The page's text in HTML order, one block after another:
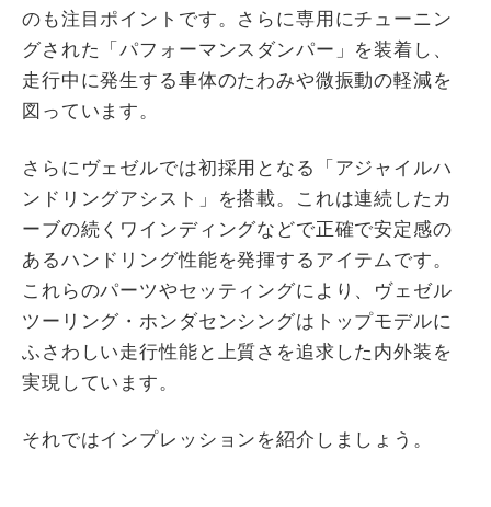
のも注目ポイントです。さらに専用にチューニン
グされた「パフォーマンスダンパー」を装着し、
走行中に発生する車体のたわみや微振動の軽減を
図っています。
さらにヴェゼルでは初採用となる「アジャイルハ
ンドリングアシスト」を搭載。これは連続したカ
ーブの続くワインディングなどで正確で安定感の
あるハンドリング性能を発揮するアイテムです。
これらのパーツやセッティングにより、ヴェゼル
ツーリング・ホンダセンシングはトップモデルに
ふさわしい走行性能と上質さを追求した内外装を
実現しています。
それではインプレッションを紹介しましょう。